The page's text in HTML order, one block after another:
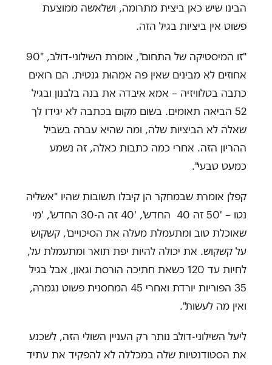
הבינו שיש כאן ביצית מתרומה, ושלאשה ממוצעת
פשוט אין ביציות בגיל הזה.
"זו המיסטיקה של התחום", אומרת השילוני-דולב, "90
אחוזים לא מבינים שאין פה אמהוּת גנטית. הם רואים
כתבה בטלוויזיה – אמא איבדה את בנה בלבנון ובגיל
52 הביאה תאומים. בשום מקום בכתבה לא יגידו לך
שאלה לא הביציות שלה, ומה שהיא עברה בשביל
ההריון הזה. אחרי כמה כתבות כאלה, זה נשמע
כמעט טבעי".
קפלן אומרת שבמחקר הן קיבלו תשובות שהיו "אשליה
נטו – '50 זה 40 החדש', '40 זה ה-30 החדש', 'מי
שאוכלת טוב ומתעמלת מעלה את הסיכויים', קשקוש
על קשקוש. את יכולה להיות יפת תואר ומתעמלת על,
לחיות עד 120 כשאת חתיכה הורסת וגאון, אבל בגיל
35 הפוריות יורדת ואחרי 45 המחסנית פשוט נגמרה,
ואין מה לעשות".
ליעל השילוני-דולב נותר רק העניין השולי הזה, לשכנע
את הסטודנטיות שלה במכללה לא להפקיד את עתיד